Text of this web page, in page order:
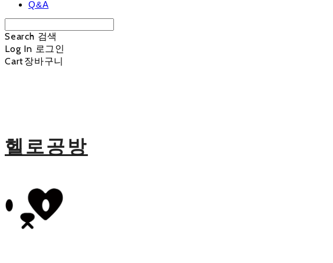
Q&A
Search 검색
Log In 로그인
Cart장바구니
헬로공방